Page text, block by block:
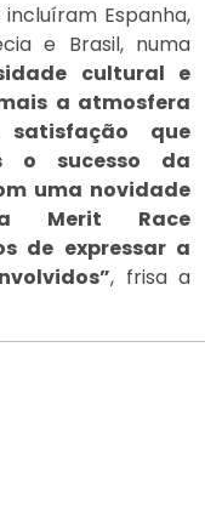
Espanha,
e Brasil, numa
cultural e
a atmosfera
que
o sucesso da
uma novidade
Merit Race
de expressar a
, frisa a